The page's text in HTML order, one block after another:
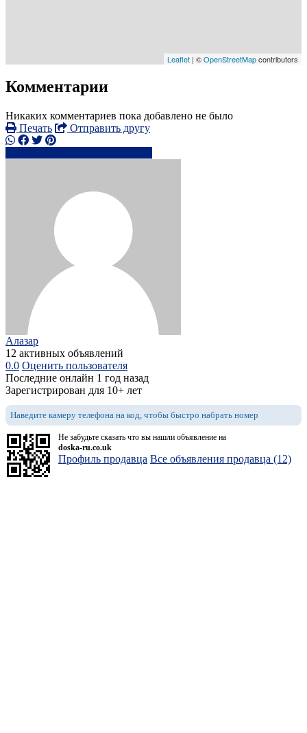
Leaflet | ©OpenStreetMapcontributors
Комментарии
Никаких комментариев пока добавлено не было
Печать
Отправить другу
Алазар
12 активных объявлений
0.0 Оценить пользователя
Последние онлайн 1 год назад
Зарегистрирован для 10+ лет
Наведите камеру телефона на код, чтобы быстро набрать номер
Не забудьте сказать что вы нашли объявление на
doska-ru.co.uk
Профиль продавца Все объявления продавца (12)